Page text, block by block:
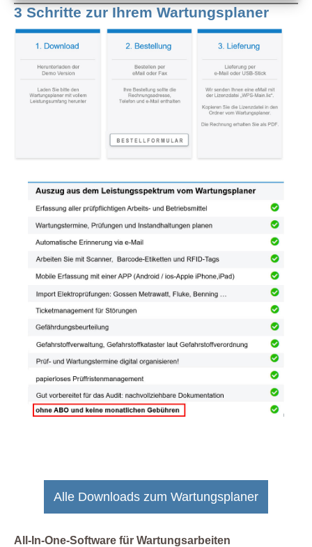
3 Schritte zur Ihrem Wartungsplaner
Alle Downloads zum Wartungsplaner
All-In-One-Software für Wartungsarbeiten